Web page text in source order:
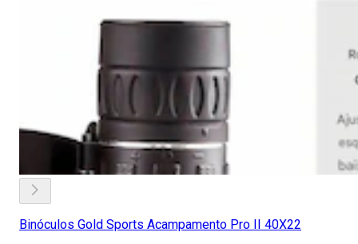
Binóculos Gold Sports Acampamento Pro II 40X22